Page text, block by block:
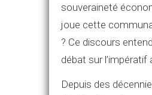
souveraineté
joue cette
? Ce discours
débat sur
Depuis des